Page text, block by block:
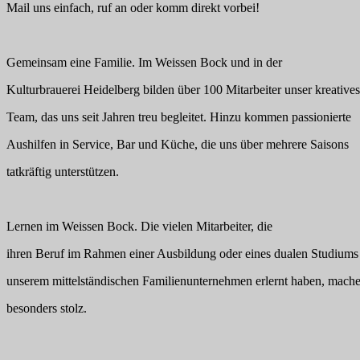
Mail uns einfach, ruf an oder komm direkt vorbei!
Gemeinsam eine Familie. Im Weissen Bock und in der
Kulturbrauerei Heidelberg bilden über 100 Mitarbeiter unser kreatives
Team, das uns seit Jahren treu begleitet. Hinzu kommen passionierte
Aushilfen in Service, Bar und Küche, die uns über mehrere Saisons
tatkräftig unterstützen.
Lernen im Weissen Bock. Die vielen Mitarbeiter, die
ihren Beruf im Rahmen einer Ausbildung oder eines dualen
unserem mittelständischen Familienunternehmen erlernt haben,
besonders stolz.